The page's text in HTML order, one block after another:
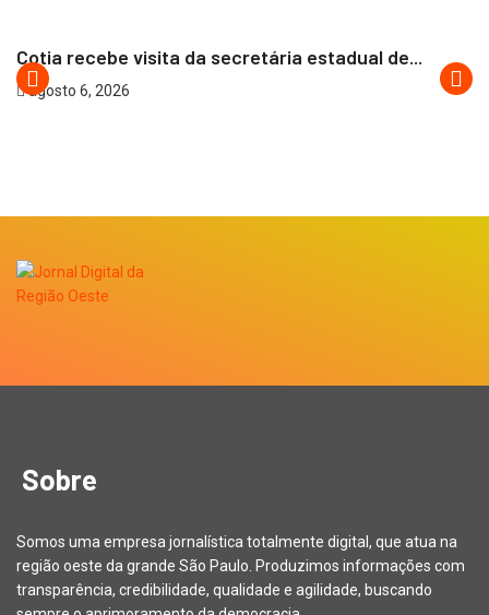
Cotia recebe visita da secretária estadual de...
agosto 6, 2026
Sobre
Somos uma empresa jornalística totalmente digital, que atua na
região oeste da grande São Paulo. Produzimos informações com
transparência, credibilidade, qualidade e agilidade, buscando